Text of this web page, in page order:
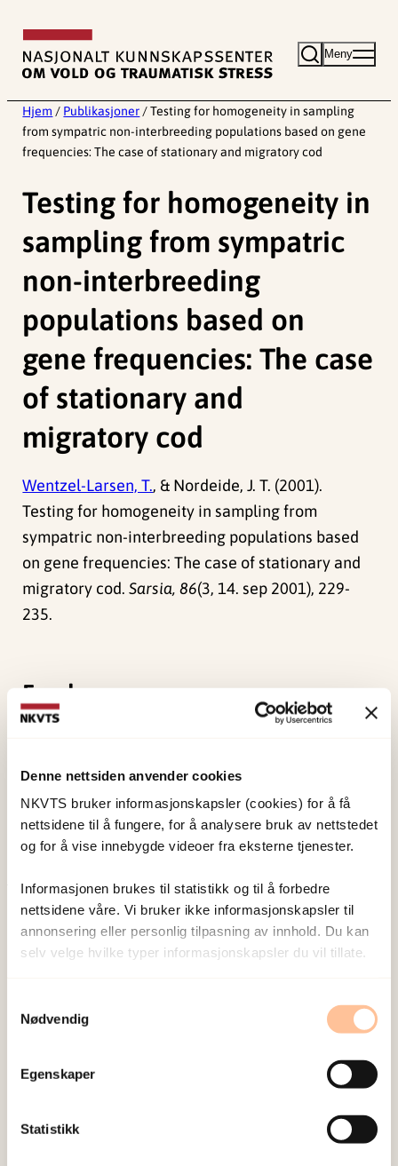
Denne nettsiden anvender cookies
NKVTS bruker informasjonskapsler (cookies) for å få
nettsidene til å fungere, for å analysere bruk av nettstedet
og for å vise innebygde videoer fra eksterne tjenester.
Informasjonen brukes til statistikk og til å forbedre
nettsidene våre. Vi bruker ikke informasjonskapsler til
annonsering eller personlig tilpasning av innhold. Du kan
selv velge hvilke typer informasjonskapsler du vil tillate.
Nødvendig
Egenskaper
Statistikk
innhold
Meny
Hjem / Publikasjoner / Testing for homogeneity in sampling
from sympatric non-interbreeding populations based on gene
frequencies: The case of stationary and migratory cod
Testing for homogeneity in
sampling from sympatric
non-interbreeding
populations based on
gene frequencies: The case
of stationary and
migratory cod
Wentzel-Larsen, T., & Nordeide, J. T. (2001).
Testing for homogeneity in sampling from
sympatric non-interbreeding populations based
on gene frequencies: The case of stationary and
migratory cod.Sarsia, 86(3, 14. sep 2001), 229-
235.
Forskerne
Forsker emeritus
Vis profil
Publisert:19. mars 2026
Sist redigert:7. august 2026
NKVTS utvikler og sprer kunnskap og kompetanse
om vold og traumatisk stress. Formålet er å bidra
til å forebygge og redusere de helsemessige og
sosiale konsekvensene som vold og traumatisk